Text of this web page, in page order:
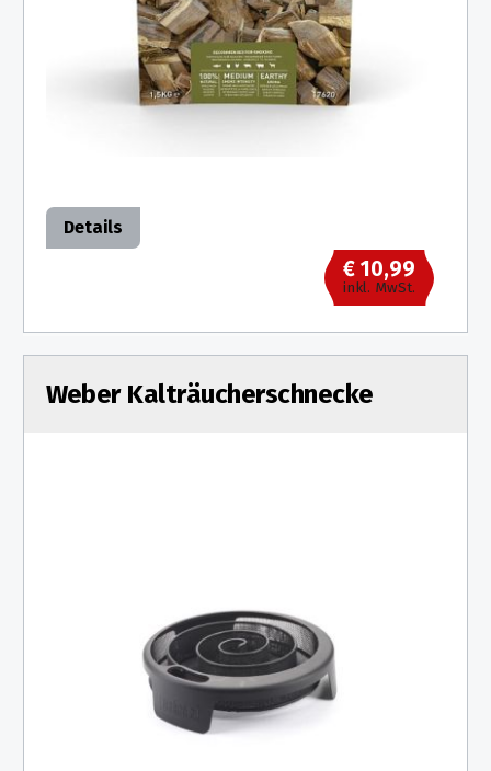
Details
€ 10,99
inkl. MwSt.
Weber Kalträucherschnecke